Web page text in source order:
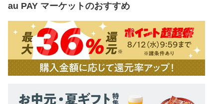
au PAY マーケットのおすすめ